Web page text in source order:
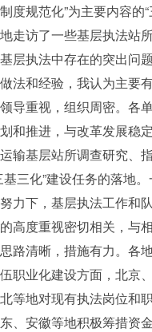
度规范化”为主要内容
走访了一些基层执法站
层执法中存在的突出问
法和经验，我认为主要
重视，组织周密。各单
和推进，与改革发展稳
输基层站所调查研究、
基三化”建设任务的落地
力下，基层执法工作和
高度重视密切相关，与
清晰，措施有力。各地
职业化建设方面，北京
等地对现有执法岗位和
、安徽等地积极筹措资